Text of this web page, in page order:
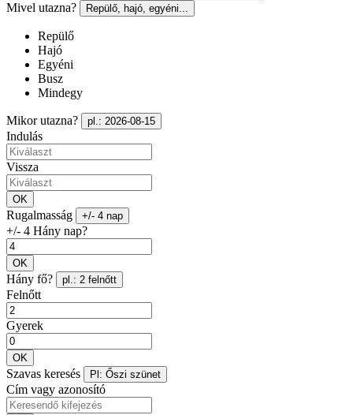
Mivel utazna?
Repülő, hajó, egyéni...
Repülő
Hajó
Egyéni
Busz
Mindegy
Mikor utazna? pl.: 2026-08-15
Indulás
Vissza
OK
Rugalmasság +/- 4 nap
+/- 4 Hány nap?
OK
Hány fő? pl.: 2 felnőtt
Felnőtt
Gyerek
OK
Szavas keresés Pl: Őszi szünet
Cím vagy azonosító